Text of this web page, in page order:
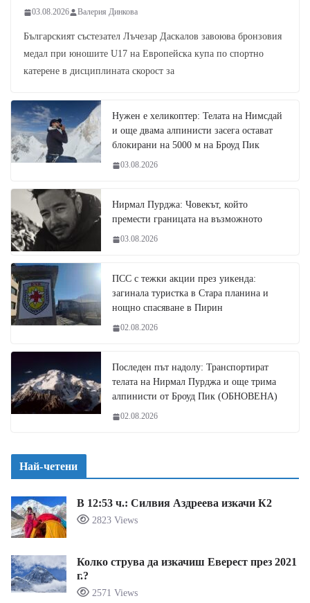
03.08.2026 Валерия Динкова
Българският състезател Лъчезар Даскалов завоюва бронзовия
медал при юношите U17 на Европейска купа по спортно
катерене в дисциплината скорост за
Нужен е хеликоптер: Телата на Нимсдай
и още двама алпинисти засега остават
блокирани на 5000 м на Броуд Пик
03.08.2026
Нирмал Пурджа: Човекът, който
премести границата на възможното
03.08.2026
ПСС с тежки акции през уикенда:
загинала туристка в Стара планина и
нощно спасяване в Пирин
02.08.2026
Последен път надолу: Транспортират
телата на Нирмал Пурджа и още трима
алпинисти от Броуд Пик (ОБНОВЕНА)
02.08.2026
Най-четени
В 12:53 ч.: Силвия Аздреева изкачи К2
2823 Views
Колко струва да изкачиш Еверест през 2021
г.?
2571 Views